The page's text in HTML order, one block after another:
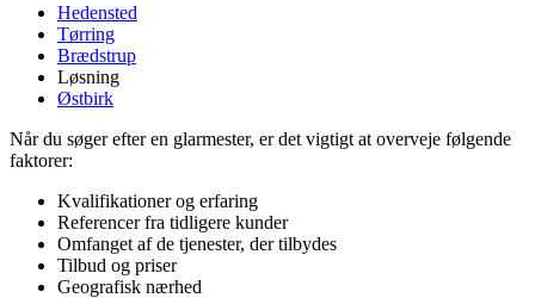
Hedensted
Tørring
Brædstrup
Løsning
Østbirk
Når du søger efter en glarmester, er det vigtigt at overveje følgende
faktorer:
Kvalifikationer og erfaring
Referencer fra tidligere kunder
Omfanget af de tjenester, der tilbydes
Tilbud og priser
Geografisk nærhed